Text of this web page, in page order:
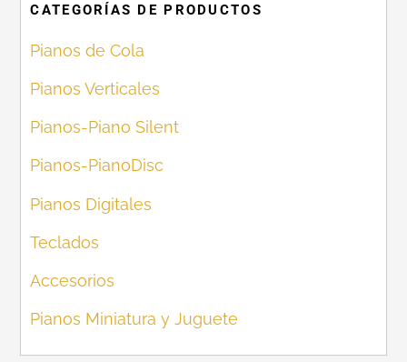
CATEGORÍAS DE PRODUCTOS
Pianos de Cola
Pianos Verticales
Pianos-Piano Silent
Pianos-PianoDisc
Pianos Digitales
Teclados
Accesorios
Pianos Miniatura y Juguete